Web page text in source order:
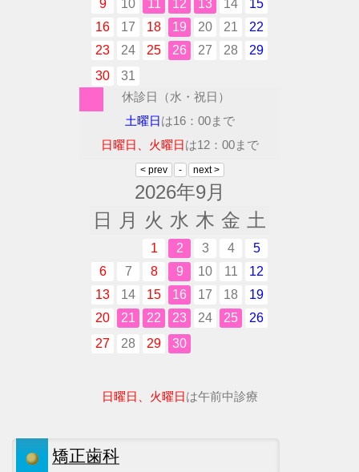
9
10 11 12 13 14
15
16
17 18 19 20 21
22
23
24 25 26 27 28
29
30
31
休診日（水・祝日）
土曜日は16：00まで
日曜日、火曜日は12：00まで
2026年9月
日
月 火 水 木 金 土
1 2 3 4
5
6
7 8 9 10 11
12
13
14 15 16 17 18
19
20
21 22 23 24 25
26
27
28 29 30
日曜日、火曜日は午前中診療
矯正歯科